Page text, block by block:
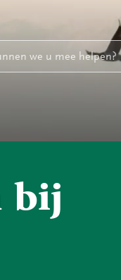
we u mee helpen?
bij